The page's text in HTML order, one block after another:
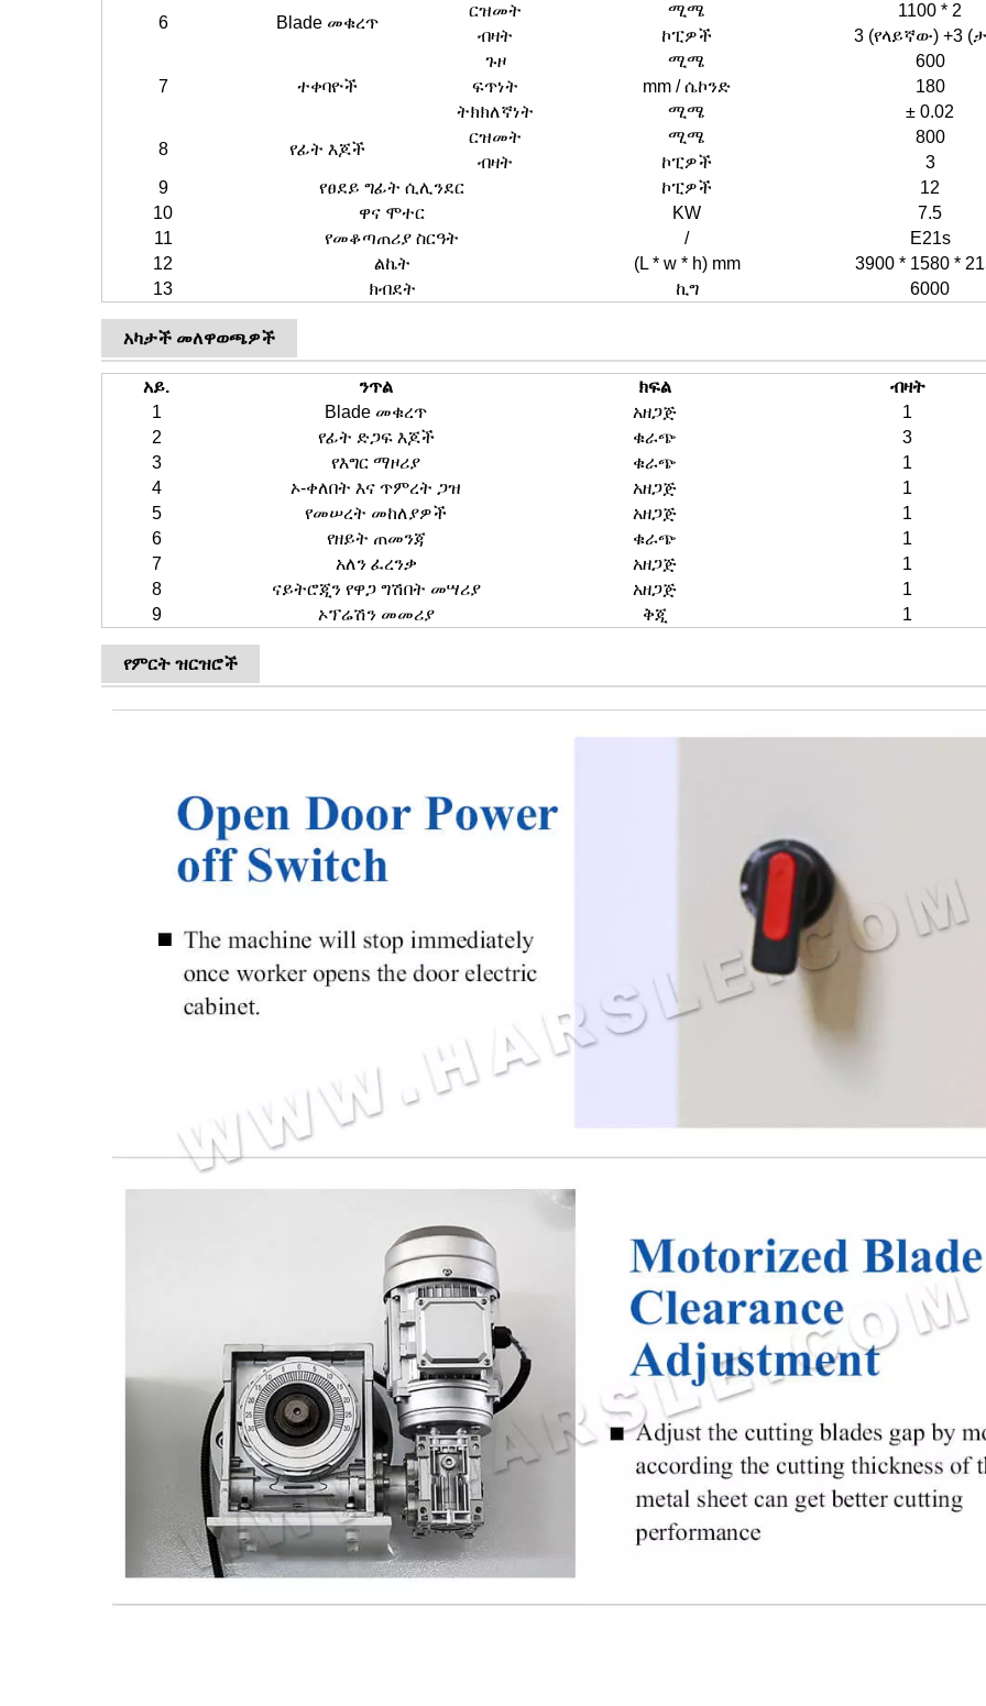
6
Blade መቁረጥ
ርዝመት ሚሜ
1100 * 2
ብዛት
ኮፒዎች 3 (የላይኛው) +3
7 ተቀባዮች
ጉዞ ሚሜ
600
ፍጥነት
mm / ሴኮንድ
180
ትክክለኛነት
ሚሜ
± 0.02
8
የፊት እጆች
ርዝመት ሚሜ
800
ብዛት
ኮፒዎች
3
9
የፀደይ ግፊት ሲሊንደር ኮፒዎች
12
10
ዋና ሞተር KW
7.5
11
የመቆጣጠሪያ ስርዓት /
E21s
12
ልኬት (L * w * h) mm
3900 * 1580 *
13
ክብደት ኪግ 6000
አካታች መለዋወጫዎች
አይ. ንጥል ክፍል
ብዛት
1
Blade መቁረጥ አዘጋጅ
1
2
የፊት ድጋፍ እጆች ቁራጭ
3
3
የእግር ማዞሪያ ቁራጭ
1
4
ኦ-ቀለበት እና ጥምረት ጋዝ አዘጋጅ
1
5
የመሠረት መከለያዎች አዘጋጅ
1
6
የዘይት ጠመንጃ ቁራጭ
1
7
አለን ፈረንቃ አዘጋጅ
1
8
ናይትሮጂን የዋጋ ግሽበት መሣሪያ አዘጋጅ
1
9
ኦፕሬሽን መመሪያ ቅጂ 1
የምርት ዝርዝሮች